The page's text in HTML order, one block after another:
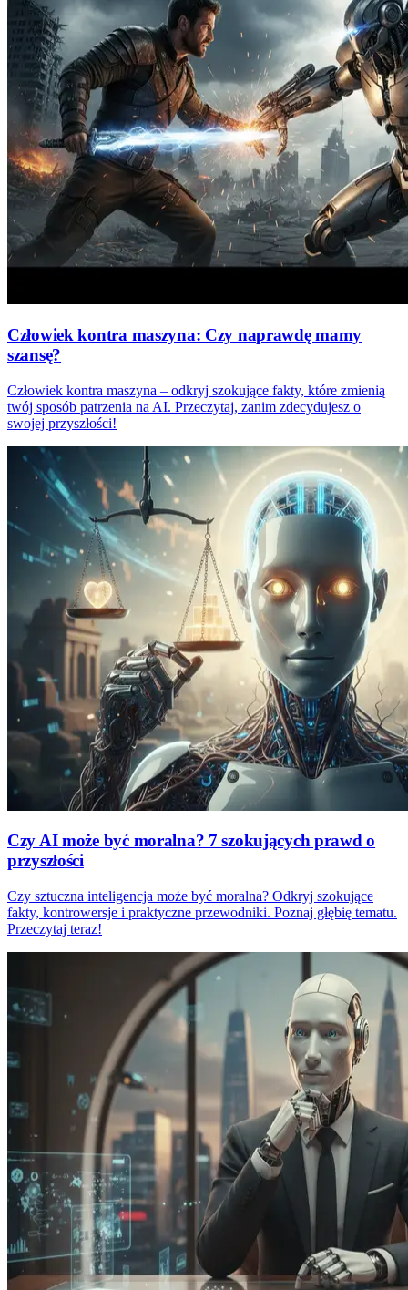
Człowiek kontra maszyna: Czy naprawdę mamy
szansę?
Człowiek kontra maszyna – odkryj szokujące fakty, które zmienią
twój sposób patrzenia na AI. Przeczytaj, zanim zdecydujesz o
swojej przyszłości!
Czy AI może być moralna? 7 szokujących prawd o
przyszłości
Czy sztuczna inteligencja może być moralna? Odkryj szokujące
fakty, kontrowersje i praktyczne przewodniki. Poznaj głębię tematu.
Przeczytaj teraz!